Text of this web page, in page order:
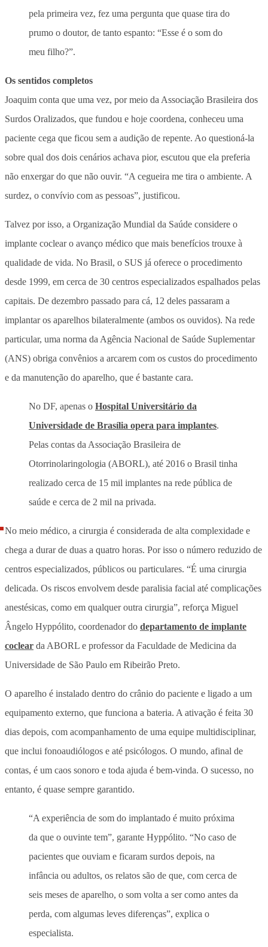
pela primeira vez, fez uma pergunta que quase tira do
prumo o doutor, de tanto espanto: “Esse é o som do
meu filho?”.
Os sentidos completos
Joaquim conta que uma vez, por meio da Associação Brasileira dos
Surdos Oralizados, que fundou e hoje coordena, conheceu uma
paciente cega que ficou sem a audição de repente. Ao questioná-la
sobre qual dos dois cenários achava pior, escutou que ela preferia
não enxergar do que não ouvir. “A cegueira me tira o ambiente. A
surdez, o convívio com as pessoas”, justificou.
Talvez por isso, a Organização Mundial da Saúde considere o
implante coclear o avanço médico que mais benefícios trouxe à
qualidade de vida. No Brasil, o SUS já oferece o procedimento
desde 1999, em cerca de 30 centros especializados espalhados pelas
capitais. De dezembro passado para cá, 12 deles passaram a
implantar os aparelhos bilateralmente (ambos os ouvidos). Na rede
particular, uma norma da Agência Nacional de Saúde Suplementar
(ANS) obriga convênios a arcarem com os custos do procedimento
e da manutenção do aparelho, que é bastante cara.
No DF, apenas o Hospital Universitário da
Universidade de Brasília opera para implantes.
Pelas contas da Associação Brasileira de
Otorrinolaringologia (ABORL), até 2016 o Brasil tinha
realizado cerca de 15 mil implantes na rede pública de
saúde e cerca de 2 mil na privada.
No meio médico, a cirurgia é considerada de alta complexidade e
chega a durar de duas a quatro horas. Por isso o número reduzido de
centros especializados, públicos ou particulares. “É uma cirurgia
delicada. Os riscos envolvem desde paralisia facial até complicações
anestésicas, como em qualquer outra cirurgia”, reforça Miguel
Ângelo Hyppólito, coordenador do departamento de implante
coclear da ABORL e professor da Faculdade de Medicina da
Universidade de São Paulo em Ribeirão Preto.
O aparelho é instalado dentro do crânio do paciente e ligado a um
equipamento externo, que funciona a bateria. A ativação é feita 30
dias depois, com acompanhamento de uma equipe multidisciplinar,
que inclui fonoaudiólogos e até psicólogos. O mundo, afinal de
contas, é um caos sonoro e toda ajuda é bem-vinda. O sucesso, no
entanto, é quase sempre garantido.
“A experiência de som do implantado é muito próxima
da que o ouvinte tem”, garante Hyppólito. “No caso de
pacientes que ouviam e ficaram surdos depois, na
infância ou adultos, os relatos são de que, com cerca de
seis meses de aparelho, o som volta a ser como antes da
perda, com algumas leves diferenças”, explica o
especialista.